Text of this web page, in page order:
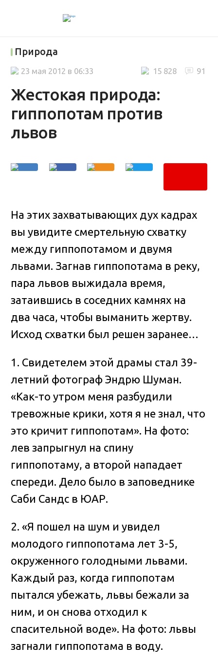
Природа
Жестокая природа:
гиппопотам против
львов
91
15 828
23 мая 2012 в 06:33
На этих захватывающих дух кадрах
вы увидите смертельную схватку
между гиппопотамом и двумя
львами. Загнав гиппопотама в реку,
пара львов выжидала время,
затаившись в соседних камнях на
два часа, чтобы выманить жертву.
Исход схватки был решен заранее…
1. Свидетелем этой драмы стал 39-
летний фотограф Эндрю Шуман.
«Как-то утром меня разбудили
тревожные крики, хотя я не знал, что
это кричит гиппопотам». На фото:
лев запрыгнул на спину
гиппопотаму, а второй нападает
спереди. Дело было в заповеднике
Саби Сандс в ЮАР.
2. «Я пошел на шум и увидел
молодого гиппопотама лет 3-5,
окруженного голодными львами.
Каждый раз, когда гиппопотам
пытался убежать, львы бежали за
ним, и он снова отходил к
спасительной воде». На фото: львы
загнали гиппопотама в воду.